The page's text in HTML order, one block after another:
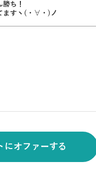
ち！
ますヽ(・∀・)ノ
にオファーする